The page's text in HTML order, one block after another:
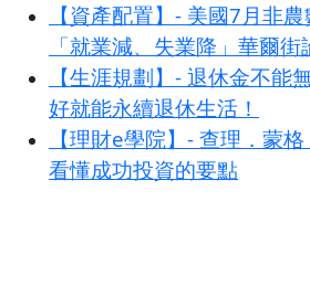
【資產配置】- 美國7月非
「就業減、失業降」華爾
【生涯規劃】- 退休金不能
好就能永續退休生活！
【理財e學院】- 查理．蒙
看懂成功投資的要點